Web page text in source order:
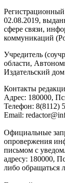
02.08.2019,
сфере связи,
коммуникаций
Учредитель
области,
Издательский
Контакты
Адреc: 180000,
Телефон: 8(8112)
Email:
Официальные
опровержения
письмом с
адресу: 180000,
либо обращаться